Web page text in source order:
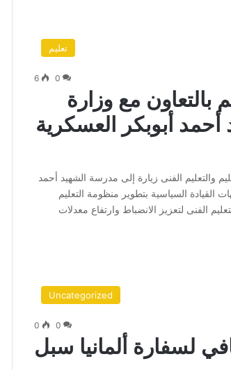
تعليم
0
6
مع وزارة
أحمد أبوبكر العسكرية
والتعليم الفنى زيارة إلى مدرسة الشهيد أحمد
القيادة السياسية بتطوير منظومة التعليم
الفنى لتعزيز الانضباط وارتفاع معدلات
Uncategorized
0
0
لسفارة ألمانيا سبل